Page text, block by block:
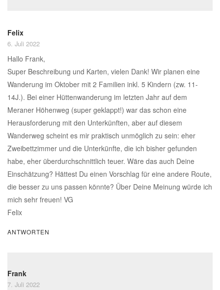
Felix
6. Juli 2022
Hallo Frank,
Super Beschreibung und Karten, vielen Dank! Wir planen eine
Wanderung im Oktober mit 2 Familien inkl. 5 Kindern (zw. 11-
14J.). Bei einer Hüttenwanderung im letzten Jahr auf dem
Meraner Höhenweg (super geklappt!) war das schon eine
Herausforderung mit den Unterkünften, aber auf diesem
Wanderweg scheint es mir praktisch unmöglich zu sein: eher
Zweibettzimmer und die Unterkünfte, die ich bisher gefunden
habe, eher überdurchschnittlich teuer. Wäre das auch Deine
Einschätzung? Hättest Du einen Vorschlag für eine andere Route,
die besser zu uns passen könnte? Über Deine Meinung würde ich
mich sehr freuen! VG
Felix
ANTWORTEN
Frank
7. Juli 2022